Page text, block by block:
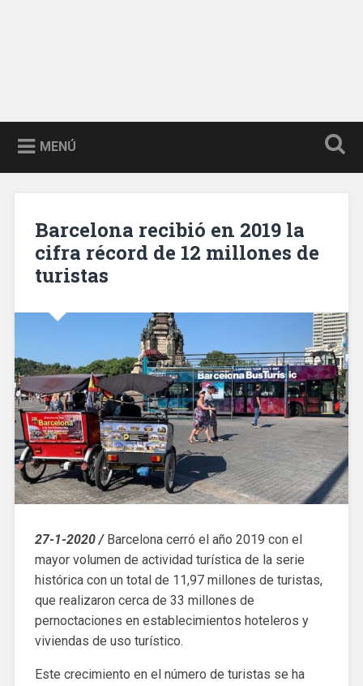
MENÚ
Barcelona recibió en 2019 la
cifra récord de 12 millones de
turistas
27-1-2020 /Barcelona cerró el año 2019 con el
mayor volumen de actividad turística de la serie
histórica con un total de 11,97 millones de turistas,
que realizaron cerca de 33 millones de
pernoctaciones en establecimientos hoteleros y
viviendas de uso turístico.
Este crecimiento en el número de turistas se ha